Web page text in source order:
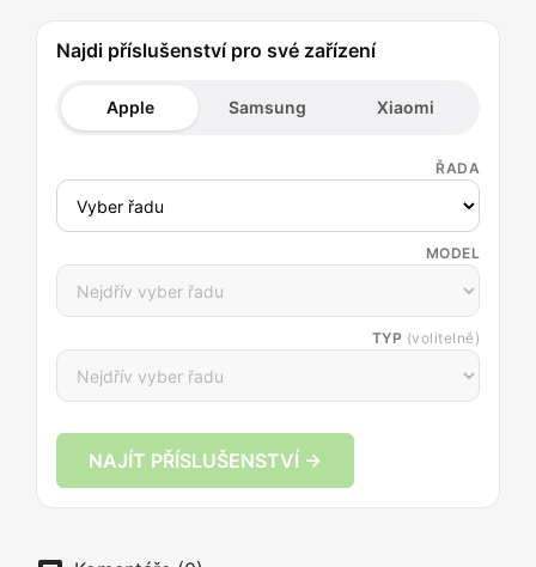
Najdi příslušenství pro své zařízení
Apple Samsung Xiaomi
ŘADA
MODEL
TYP (volitelně)
NAJÍT PŘÍSLUŠENSTVÍ →